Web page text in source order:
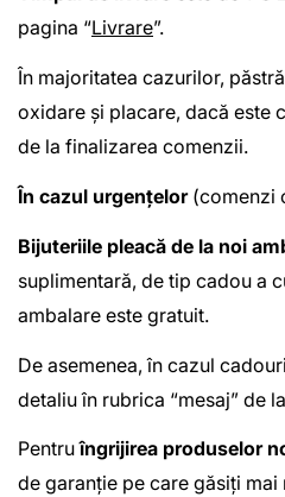
pagina “Livrare”.
În majoritatea cazurilor,
oxidare și placare, dacă este
de la finalizarea comenzii.
În cazul urgențelor(comenzi
Bijuteriile pleacă de la noi
suplimentară, de tip cadou a
ambalare este gratuit.
De asemenea, în cazul
detaliu în rubrica “mesaj” de
Pentruîngrijirea produselor
de garanție pe care găsiți